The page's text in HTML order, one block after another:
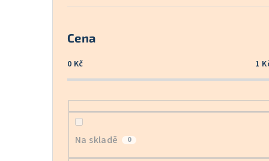
Cena
0 Kč 1
Na skladě 0